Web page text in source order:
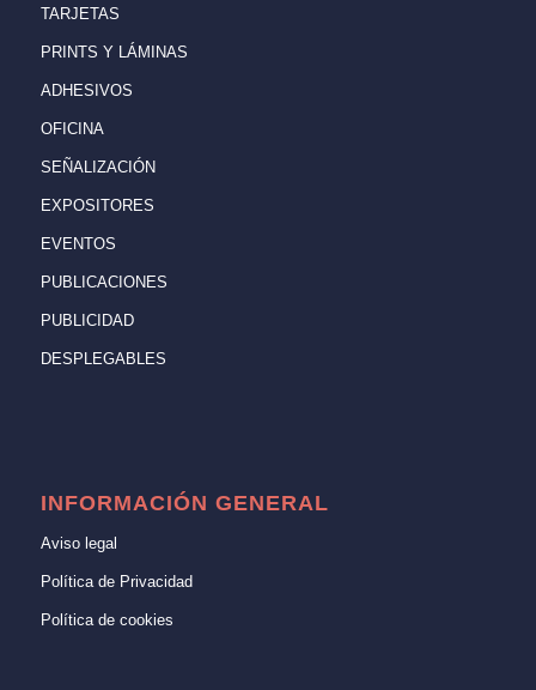
TARJETAS
PRINTS Y LÁMINAS
ADHESIVOS
OFICINA
SEÑALIZACIÓN
EXPOSITORES
EVENTOS
PUBLICACIONES
PUBLICIDAD
DESPLEGABLES
INFORMACIÓN GENERAL
Aviso legal
Política de Privacidad
Política de cookies